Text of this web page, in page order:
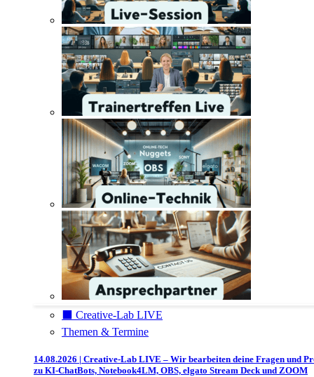
⬛️ Creative-Lab LIVE
Themen & Termine
14.08.2026 | Creative-Lab LIVE – Wir bearbeiten deine Fragen und
zu KI-ChatBots, Notebook4LM, OBS, elgato Stream Deck und ZOOM